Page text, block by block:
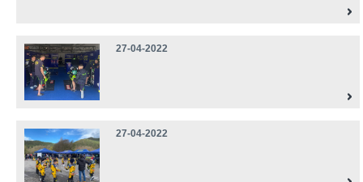
27-04-2022
27-04-2022